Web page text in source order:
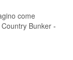
come
Bunker -